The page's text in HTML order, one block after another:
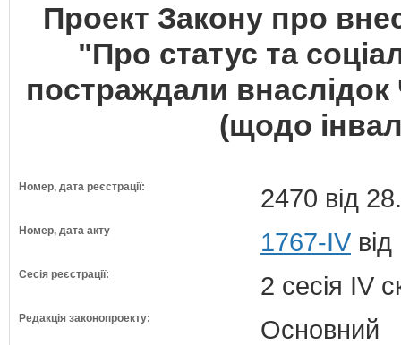
Проект Закону про
"Про статус та
постраждали
(щодо
Номер, дата реєстрації: 2470 від
Номер, дата акту 1767-IV
Сесія реєстрації: 2 сесія IV
Редакція законопроекту: Основний